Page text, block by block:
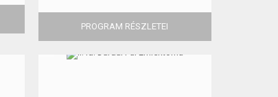
PROGRAM RÉSZLETEI